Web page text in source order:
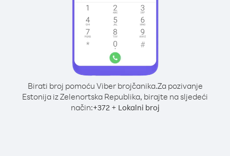
Birati broj pomoću Viber brojčanika.Za pozivanje
Estonija iz Zelenortska Republika, birajte na sljedeći
način:+372+ Lokalni broj